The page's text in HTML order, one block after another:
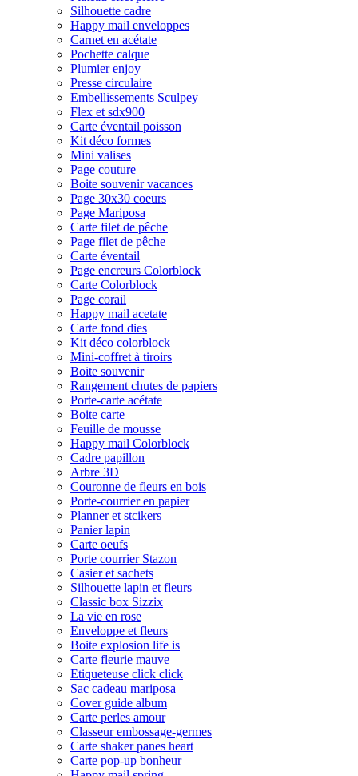
Silhouette cadre
Happy mail enveloppes
Carnet en acétate
Pochette calque
Plumier enjoy
Presse circulaire
Embellissements Sculpey
Flex et sdx900
Carte éventail poisson
Kit déco formes
Mini valises
Page couture
Boite souvenir vacances
Page 30x30 coeurs
Page Mariposa
Carte filet de pêche
Page filet de pêche
Carte éventail
Page encreurs Colorblock
Carte Colorblock
Page corail
Happy mail acetate
Carte fond dies
Kit déco colorblock
Mini-coffret à tiroirs
Boite souvenir
Rangement chutes de papiers
Porte-carte acétate
Boite carte
Feuille de mousse
Happy mail Colorblock
Cadre papillon
Arbre 3D
Couronne de fleurs en bois
Porte-courrier en papier
Planner et stcikers
Panier lapin
Carte oeufs
Porte courrier Stazon
Casier et sachets
Silhouette lapin et fleurs
Classic box Sizzix
La vie en rose
Enveloppe et fleurs
Boite explosion life is
Carte fleurie mauve
Etiqueteuse click click
Sac cadeau mariposa
Cover guide album
Carte perles amour
Classeur embossage-germes
Carte shaker panes heart
Carte pop-up bonheur